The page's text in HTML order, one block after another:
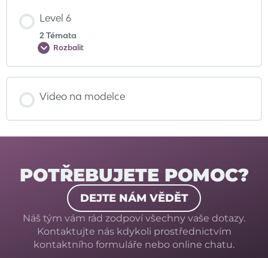
Level 6
2 Témata
Rozbalit
Video na modelce
POTŘEBUJETE POMOC?
DEJTE NÁM VĚDĚT
Náš tým vám rád zodpoví všechny vaše dotazy.
Kontaktujte nás kdykoli prostřednictvím
kontaktního formuláře nebo online chatu.